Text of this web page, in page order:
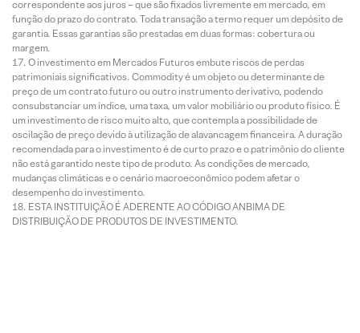
correspondente aos juros – que são fixados livremente em mercado, em
função do prazo do contrato. Toda transação a termo requer um depósito de
garantia. Essas garantias são prestadas em duas formas: cobertura ou
margem.
O investimento em Mercados Futuros embute riscos de perdas
patrimoniais significativos. Commodity é um objeto ou determinante de
preço de um contrato futuro ou outro instrumento derivativo, podendo
consubstanciar um índice, uma taxa, um valor mobiliário ou produto físico. É
um investimento de risco muito alto, que contempla a possibilidade de
oscilação de preço devido à utilização de alavancagem financeira. A duração
recomendada para o investimento é de curto prazo e o patrimônio do cliente
não está garantido neste tipo de produto. As condições de mercado,
mudanças climáticas e o cenário macroeconômico podem afetar o
desempenho do investimento.
ESTA INSTITUIÇÃO É ADERENTE AO CÓDIGO ANBIMA DE
DISTRIBUIÇÃO DE PRODUTOS DE INVESTIMENTO.